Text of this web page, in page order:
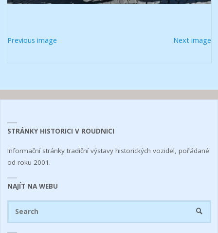
Previous image Next image
STRÁNKY HISTORICI V ROUDNICI
Informační stránky tradiční výstavy historických vozidel, pořádané
od roku 2001.
NAJÍT NA WEBU